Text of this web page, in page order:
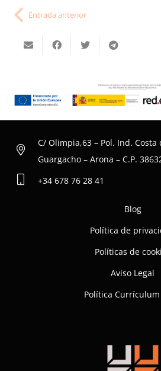
Entrada anterior
C/ Olimpia,63 – Pol. Ind. Costa
Guargacho – Arona – C.P.
+34 678 76 28 41
Blog
Política de
Políticas de
Aviso Legal
Política Currículum